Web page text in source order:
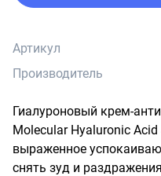
Артикул
Производитель
Гиалуроновый крем-
Molecular Hyaluronic
выраженное
снять зуд и